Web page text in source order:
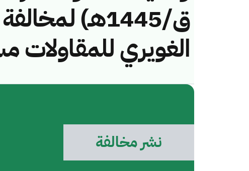
ق/1445هـ)
الغويري
نشر مخالفة